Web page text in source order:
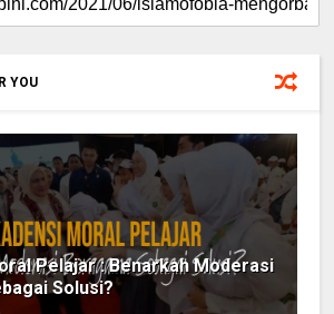
YOU
Pelajar : Benarkah Moderasi
Solusi?